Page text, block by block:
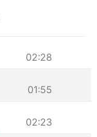
02:28
01:55
02:23